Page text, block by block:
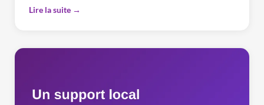
Lire la suite →